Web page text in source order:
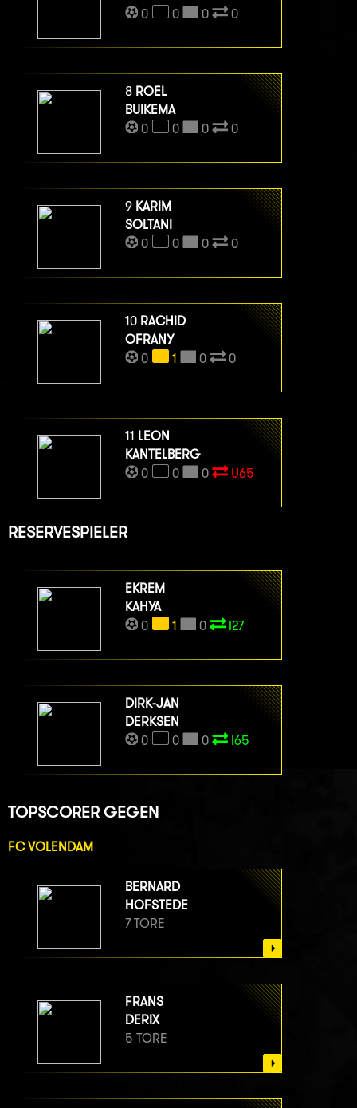
0
0 0 0
8 ROEL
BUIKEMA
0
0 0 0
9 KARIM
SOLTANI
0
0 0 0
10 RACHID
OFRANY
0
1 0 0
11 LEON
KANTELBERG
0
0 0 U65
RESERVESPIELER
EKREM
KAHYA
0
1 0 I27
DIRK-JAN
DERKSEN
0
0 0 I65
TOPSCORER GEGEN
FC VOLENDAM
BERNARD
HOFSTEDE
7 TORE
FRANS
DERIX
5 TORE